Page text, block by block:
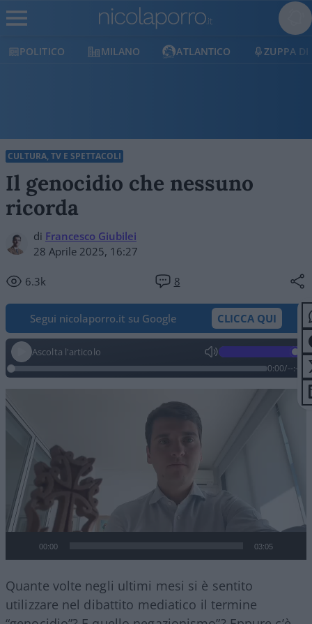
MILANO ATLANTICO ZUPPA DI PORRO
CULTURA, TV E SPETTACOLI
Il genocidio che nessuno
ricorda
di Francesco Giubilei
28 Aprile 2025, 16:27
6.3k 8
Segui nicolaporro.it su Google CLICCA QUI
Ascolta l'articolo
0:00/--:--
Video
Player
00:00 03:05
Quante volte negli ultimi mesi si è sentito
utilizzare nel dibattito mediatico il termine